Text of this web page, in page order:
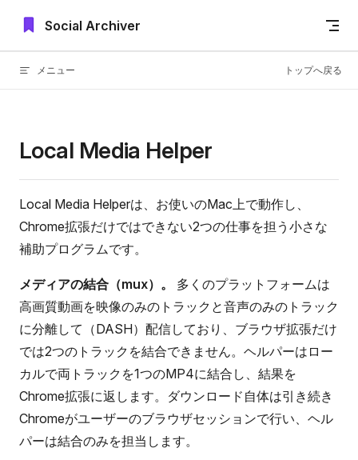
Skip to content
Social Archiver
メニュー トップへ戻る
Local Media Helper
Local Media Helperは、お使いのMac上で動作し、
Chrome拡張だけではできない2つの仕事を担う小さな
補助プログラムです。
メディアの結合（mux）。
多くのプラットフォームは
高画質動画を映像のみのトラックと音声のみのトラック
に分離して（DASH）配信しており、ブラウザ拡張だけ
では2つのトラックを結合できません。ヘルパーはロー
カルで両トラックを1つのMP4に結合し、結果を
Chrome拡張に返します。ダウンロード自体は引き続き
Chromeがユーザーのブラウザセッションで行い、ヘル
パーは結合のみを担当します。